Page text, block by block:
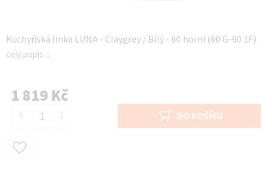
Kuchyňská linka LUNA - Claygrey / Bílý - 60 horní (60 G-90 1F)
celý popis
1 819 Kč
DO KOŠÍKU